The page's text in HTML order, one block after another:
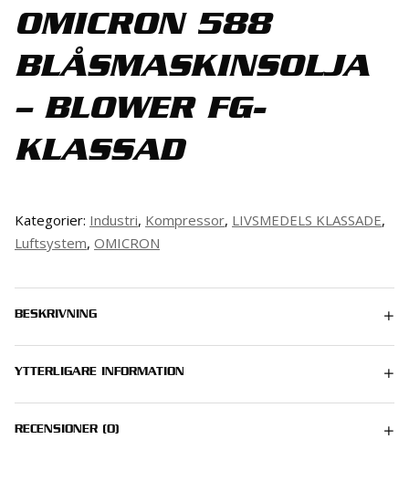
OMICRON 588
BLÅSMASKINSOLJA
– BLOWER FG-
KLASSAD
Kategorier: Industri, Kompressor, LIVSMEDELS KLASSADE,
Luftsystem, OMICRON
BESKRIVNING
YTTERLIGARE INFORMATION
RECENSIONER (0)